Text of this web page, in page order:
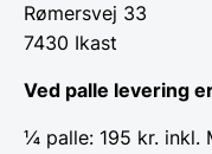
Rømersvej 33
7430 Ikast
Ved palle levering
¼ palle: 195 kr. inkl.